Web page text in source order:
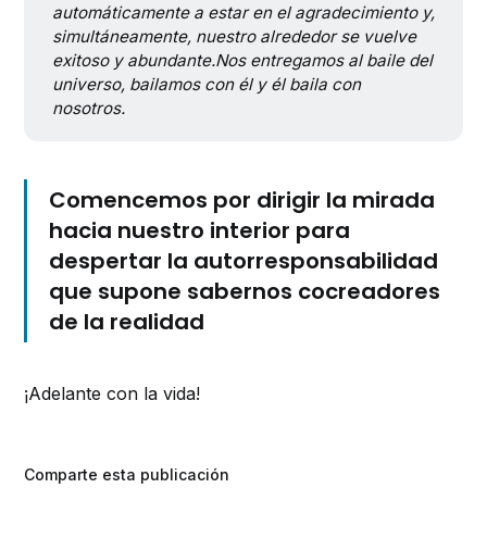
automáticamente a estar en el agradecimiento y,
simultáneamente, nuestro alrededor se vuelve
exitoso y abundante.Nos entregamos al baile del
universo, bailamos con él y él baila con
nosotros.
Comencemos por dirigir la mirada
hacia nuestro interior para
despertar la autorresponsabilidad
que supone sabernos cocreadores
de la realidad
¡Adelante con la vida!
Comparte esta publicación